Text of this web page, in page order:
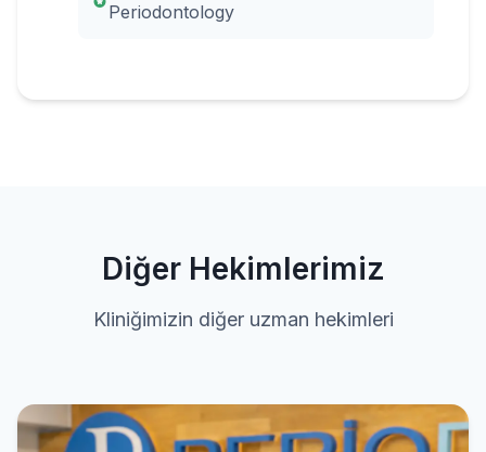
Periodontology
Diğer Hekimlerimiz
Kliniğimizin diğer uzman hekimleri